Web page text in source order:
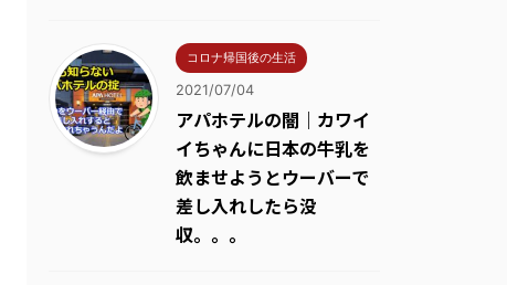
コロナ帰国後の生活
2021/07/04
アパホテルの闇｜カワイ
イちゃんに日本の牛乳を
飲ませようとウーバーで
差し入れしたら没
収。。。